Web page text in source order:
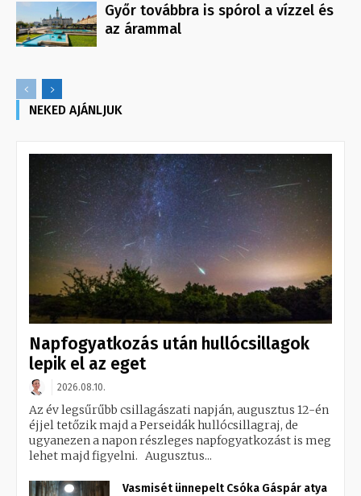
Győr továbbra is spórol a vízzel és
az árammal
NEKED AJÁNLJUK
Napfogyatkozás után hullócsillagok
lepik el az eget
2026.08.10.
Az év legsűrűbb csillagászati napján, augusztus 12-én
éjjel tetőzik majd a Perseidák hullócsillagraj, de
ugyanezen a napon részleges napfogyatkozást is meg
lehet majd figyelni. Augusztus...
Vasmisét ünnepelt Csóka Gáspár atya